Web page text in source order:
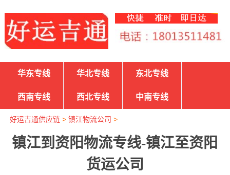
华东专线 华北专线 东北专线
西南专线 西北专线 中南专线
好运吉通供应链> 镇江物流公司 >
镇江到资阳物流专线-镇江至资阳
货运公司